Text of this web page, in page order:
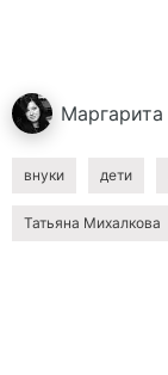
Маргарита
внуки дети
Татьяна Михалкова